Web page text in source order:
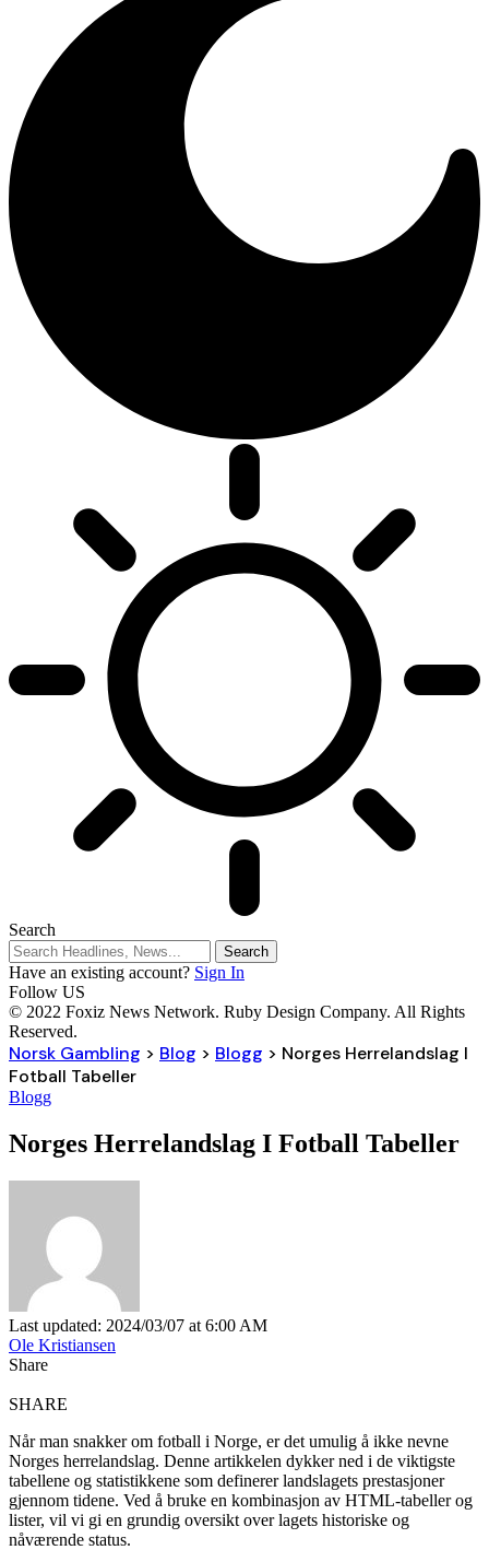
Search
Have an existing account? Sign In
Follow US
© 2022 Foxiz News Network. Ruby Design Company. All Rights
Reserved.
Norsk Gambling > Blog > Blogg > Norges Herrelandslag I
Fotball Tabeller
Blogg
Norges Herrelandslag I Fotball Tabeller
Last updated: 2024/03/07 at 6:00 AM
Ole Kristiansen
Share
SHARE
Når man snakker om fotball i Norge, er det umulig å ikke nevne
Norges herrelandslag. Denne artikkelen dykker ned i de viktigste
tabellene og statistikkene som definerer landslagets prestasjoner
gjennom tidene. Ved å bruke en kombinasjon av HTML-tabeller og
lister, vil vi gi en grundig oversikt over lagets historiske og
nåværende status.